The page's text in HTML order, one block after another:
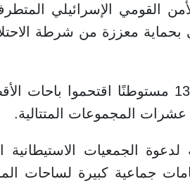
القومي الإسرائيلي
بحماية معززة من شرطة
وأفادت مراسلتنا بأن 1300 مستوطنًا
المجموعات المتتالية.
لدعوة الجمعيات
جماعية كبيرة لساحات